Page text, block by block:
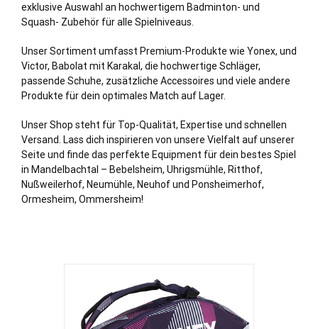
exklusive Auswahl an hochwertigem Badminton- und
Squash- Zubehör für alle Spielniveaus.
Unser Sortiment umfasst Premium-Produkte wie Yonex, und
Victor, Babolat mit Karakal, die hochwertige Schläger,
passende Schuhe, zusätzliche Accessoires und viele andere
Produkte für dein optimales Match auf Lager.
Unser Shop steht für Top-Qualität, Expertise und schnellen
Versand. Lass dich inspirieren von unsere Vielfalt auf unserer
Seite und finde das perfekte Equipment für dein bestes Spiel
in Mandelbachtal – Bebelsheim, Uhrigsmühle, Ritthof,
Nußweilerhof, Neumühle, Neuhofund Ponsheimerhof,
Ormesheim, Ommersheim!